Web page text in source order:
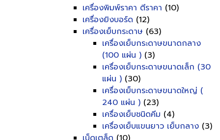
เครื่องพิมพ์ราคา ตีราคา (10)
เครื่องยิงบอร์ด (12)
เครื่องเย็บกระดาษ (63)
เครื่องเย็บกระดาษขนาดกลาง
(100 แผ่น ) (3)
เครื่องเย็บกระดาษขนาดเล็ก (30
แผ่น ) (30)
เครื่องเย็บกระดาษขนาดใหญ่ (
240 แผ่น ) (23)
เครื่องเย็บชนิดคีม (4)
เครื่องเย็บแขนยาว เย็บกลาง (3)